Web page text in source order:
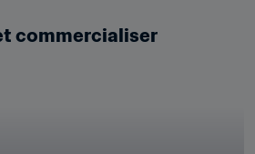
commercialiser